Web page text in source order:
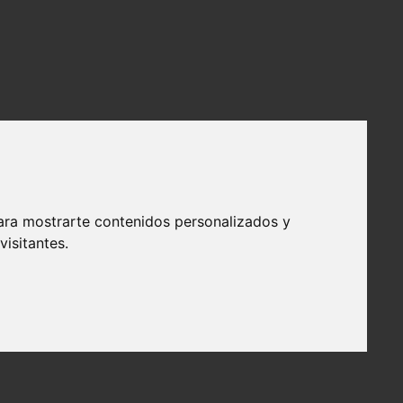
mostrarte contenidos personalizados y